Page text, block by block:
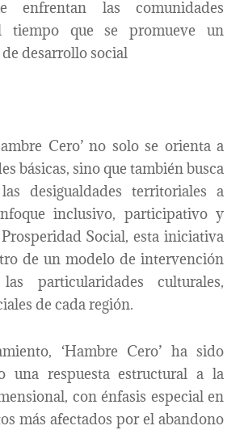
enfrentan las comunidades
tiempo que se promueve un
desarrollo social
Cero’ no solo se orienta a
básicas, sino que también busca
desigualdades territoriales a
inclusivo, participativo y
Social, esta iniciativa
de un modelo de intervención
particularidades culturales,
de cada región.
‘Hambre Cero’ ha sido
una respuesta estructural a la
con énfasis especial en
más afectados por el abandono